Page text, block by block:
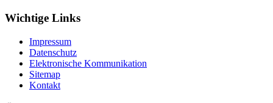
Wichtige Links
Impressum
Datenschutz
Elektronische Kommunikation
Sitemap
Kontakt